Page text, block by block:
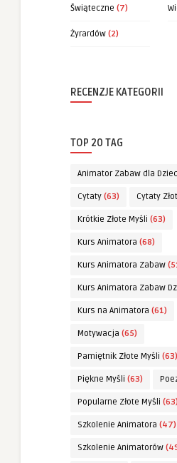
Świąteczne (7)
Żyrardów (2)
RECENZJE KATEGORII
TOP 20 TAG
Animator Zabaw dla
Cytaty (63) Cytaty
Krótkie Złote Myśli (63)
Kurs Animatora (68)
Kurs Animatora Zabaw
Kurs Animatora Zabaw
Kurs na Animatora (61)
Motywacja (65)
Pamiętnik Złote Myśli (63)
Piękne Myśli (63)
Popularne Złote Myśli (63)
Szkolenie Animatora (47)
Szkolenie Animatorów